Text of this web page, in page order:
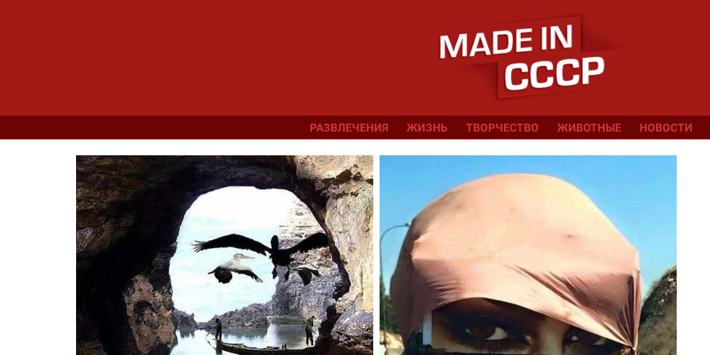
РАЗВЛЕЧЕНИЯ ЖИЗНЬ ТВОРЧЕСТВО ЖИВОТНЫЕ НОВОСТИ